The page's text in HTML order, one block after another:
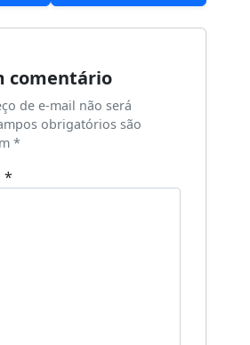
comentário
de e-mail não será
obrigatórios são
*
*